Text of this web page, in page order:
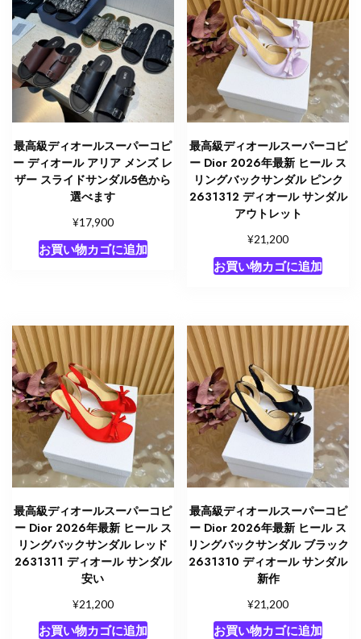
最高級ディオールスーパーコピ
ー ディオール アリア メンズ レ
ザー スライドサンダル5色から
選べます
¥17,900
お買い物カゴに追加
最高級ディオールスーパーコピ
ー Dior 2026年最新 ヒール ス
リングバックサンダル ピンク
2631312 ディオール サンダル
アウトレット
¥21,200
お買い物カゴに追加
最高級ディオールスーパーコピ
ー Dior 2026年最新 ヒール ス
リングバックサンダル レッド
2631311 ディオール サンダル
安い
¥21,200
お買い物カゴに追加
最高級ディオールスーパーコピ
ー Dior 2026年最新 ヒール ス
リングバックサンダル ブラック
2631310 ディオール サンダル
新作
¥21,200
お買い物カゴに追加